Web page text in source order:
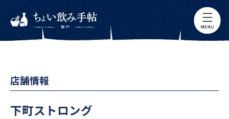
店舗情報
下町ストロング